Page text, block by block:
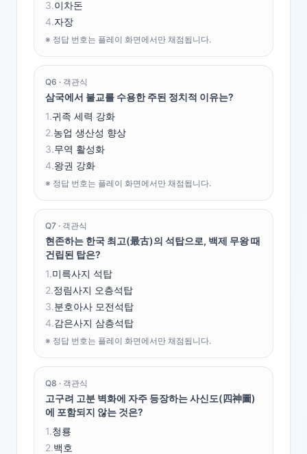
3.이차돈
4.자장
※ 정답 번호는 플레이 화면에서만 채점됩니다.
Q6 · 객관식
삼국에서 불교를 수용한 주된 정치적 이유는?
1.귀족 세력 강화
2.농업 생산성 향상
3.무역 활성화
4.왕권 강화
※ 정답 번호는 플레이 화면에서만 채점됩니다.
Q7 · 객관식
현존하는 한국 최고(最古)의 석탑으로, 백제 무왕 때
건립된 탑은?
1.미륵사지 석탑
2.정림사지 오층석탑
3.분호아사 모전석탑
4.감은사지 삼층석탑
※ 정답 번호는 플레이 화면에서만 채점됩니다.
Q8 · 객관식
고구려 고분 벽화에 자주 등장하는 사신도(四神圖)
에 포함되지 않는 것은?
1.청룡
2.백호